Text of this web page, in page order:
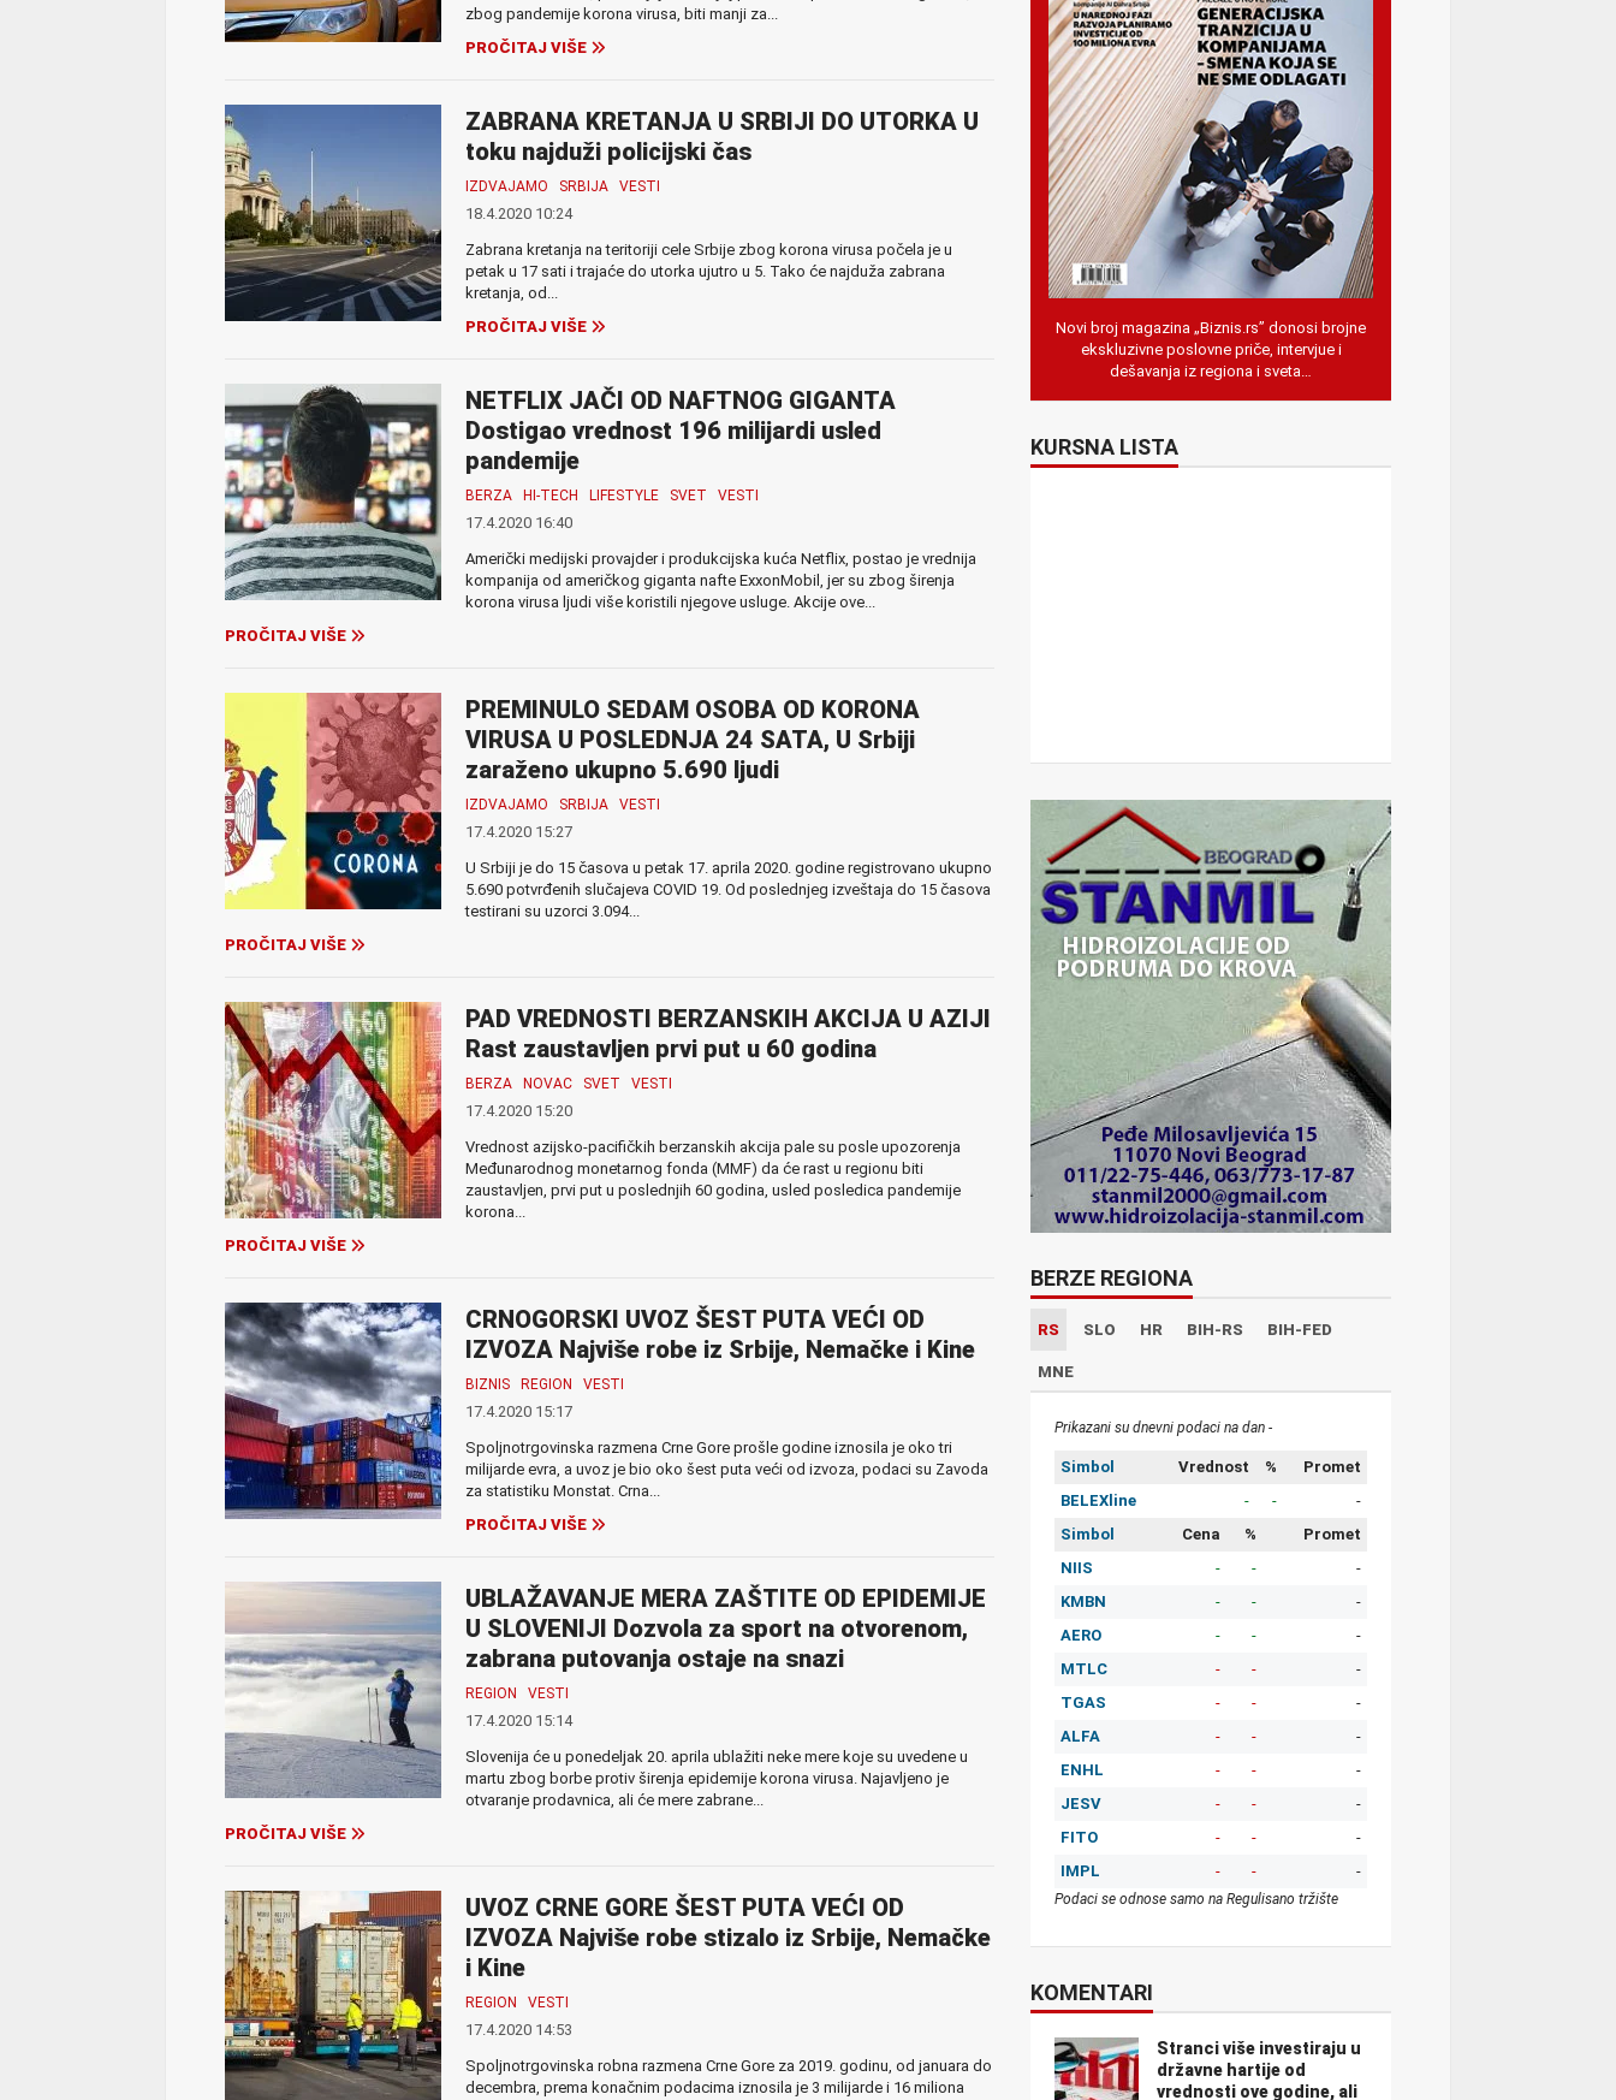
zbog pandemije korona virusa, biti manji za...
PROČITAJ VIŠE
ZABRANA KRETANJA U SRBIJI DO UTORKA U
toku najduži policijski čas
IZDVAJAMO SRBIJA VESTI
18.4.2020 10:24
Zabrana kretanja na teritoriji cele Srbije zbog korona virusa počela je u
petak u 17 sati i trajaće do utorka ujutro u 5. Tako će najduža zabrana
kretanja, od...
PROČITAJ VIŠE
NETFLIX JAČI OD NAFTNOG GIGANTA
Dostigao vrednost 196 milijardi usled
pandemije
BERZA HI-TECH LIFESTYLE SVET VESTI
17.4.2020 16:40
Američki medijski provajder i produkcijska kuća Netflix, postao je vrednija
kompanija od američkog giganta nafte ExxonMobil, jer su zbog širenja
korona virusa ljudi više koristili njegove usluge. Akcije ove...
PROČITAJ VIŠE
PREMINULO SEDAM OSOBA OD KORONA
VIRUSA U POSLEDNJA 24 SATA, U Srbiji
zaraženo ukupno 5.690 ljudi
IZDVAJAMO SRBIJA VESTI
17.4.2020 15:27
U Srbiji je do 15 časova u petak 17. aprila 2020. godine registrovano ukupno
5.690 potvrđenih slučajeva COVID 19. Od poslednjeg izveštaja do 15 časova
testirani su uzorci 3.094...
PROČITAJ VIŠE
PAD VREDNOSTI BERZANSKIH AKCIJA U AZIJI
Rast zaustavljen prvi put u 60 godina
BERZA NOVAC SVET VESTI
17.4.2020 15:20
Vrednost azijsko-pacifičkih berzanskih akcija pale su posle upozorenja
Međunarodnog monetarnog fonda (MMF) da će rast u regionu biti
zaustavljen, prvi put u poslednjih 60 godina, usled posledica pandemije
korona...
PROČITAJ VIŠE
CRNOGORSKI UVOZ ŠEST PUTA VEĆI OD
IZVOZA Najviše robe iz Srbije, Nemačke i Kine
BIZNIS REGION VESTI
17.4.2020 15:17
Spoljnotrgovinska razmena Crne Gore prošle godine iznosila je oko tri
milijarde evra, a uvoz je bio oko šest puta veći od izvoza, podaci su Zavoda
za statistiku Monstat. Crna...
PROČITAJ VIŠE
UBLAŽAVANJE MERA ZAŠTITE OD EPIDEMIJE
U SLOVENIJI Dozvola za sport na otvorenom,
zabrana putovanja ostaje na snazi
REGION VESTI
17.4.2020 15:14
Slovenija će u ponedeljak 20. aprila ublažiti neke mere koje su uvedene u
martu zbog borbe protiv širenja epidemije korona virusa. Najavljeno je
otvaranje prodavnica, ali će mere zabrane...
PROČITAJ VIŠE
UVOZ CRNE GORE ŠEST PUTA VEĆI OD
IZVOZA Najviše robe stizalo iz Srbije, Nemačke
i Kine
REGION VESTI
17.4.2020 14:53
Spoljnotrgovinska robna razmena Crne Gore za 2019. godinu, od januara do
decembra, prema konačnim podacima iznosila je 3 milijarde i 16 miliona
Novi broj magazina „Biznis.rs” donosi brojne
ekskluzivne poslovne priče, intervjue i
dešavanja iz regiona i sveta…
KURSNA LISTA
BERZE REGIONA
RS SLO HR BIH-RS BIH-FED
MNE
Prikazani su dnevni podaci na dan -
Simbol Vrednost %
Promet
BELEXline
- -
-
Simbol
Cena %
Promet
NIIS
- -
-
KMBN
- -
-
AERO
- -
-
MTLC
- -
-
TGAS
- -
-
ALFA
- -
-
ENHL
- -
-
JESV
- -
-
FITO
- -
-
IMPL
- - -
Podaci se odnose samo na Regulisano tržište
KOMENTARI
Stranci više investiraju u
državne hartije od
vrednosti ove godine, ali